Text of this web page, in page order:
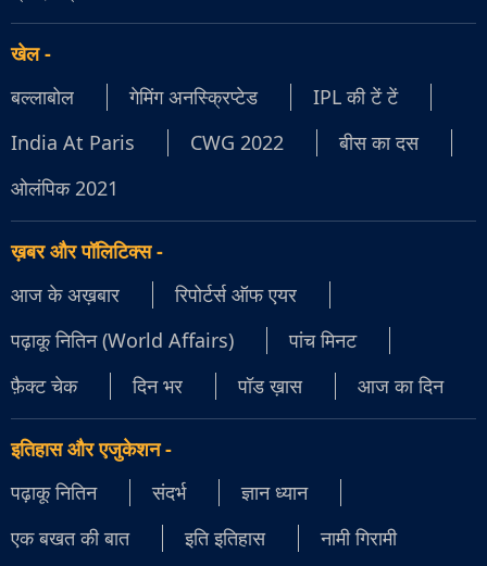
खेल-
बल्लाबोल
गेमिंग अनस्क्रिप्टेड
IPL की टें टें
India At Paris
CWG 2022
बीस का दस
ओलंपिक 2021
ख़बर और पॉलिटिक्स-
आज के अख़बार
रिपोर्टर्स ऑफ एयर
पढ़ाकू नितिन (World Affairs)
पांच मिनट
फ़ैक्ट चेक
दिन भर पॉड ख़ास आज का दिन
इतिहास और एजुकेशन-
पढ़ाकू नितिन
संदर्भ
ज्ञान ध्यान
एक बखत की बात
इति इतिहास नामी गिरामी